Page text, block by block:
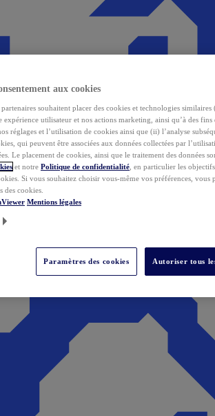
aux cookies
partenaires souhaitent placer des cookies et technologies
expérience utilisateur et nos actions marketing, ainsi qu’à des
réglages et l’utilisation de cookies ainsi que (ii) l’analyse
qui peuvent être associées aux données collectées par
Le placement de cookies, ainsi que le traitement des données
et notre Politique de confidentialité , en particulier les
Si vous souhaitez choisir vous-même vos préférences, vous
des cookies.
Mentions légales
Paramètres des cookies Autoriser tous